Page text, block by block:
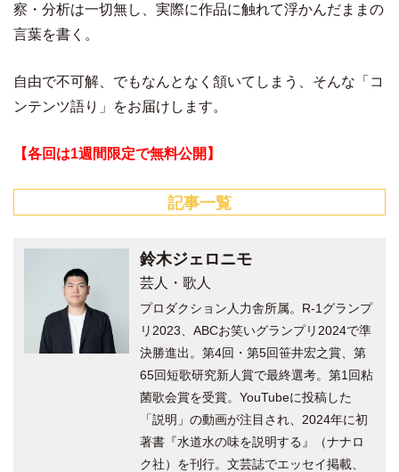
察・分析は一切無し、実際に作品に触れて浮かんだままの
言葉を書く。
自由で不可解、でもなんとなく頷いてしまう、そんな「コ
ンテンツ語り」をお届けします。
【各回は1週間限定で無料公開】
記事一覧
鈴木ジェロニモ
芸人・歌人
プロダクション人力舎所属。R-1グランプ
リ2023、ABCお笑いグランプリ2024で準
決勝進出。第4回・第5回笹井宏之賞、第
65回短歌研究新人賞で最終選考。第1回粘
菌歌会賞を受賞。YouTubeに投稿した
「説明」の動画が注目され、2024年に初
著書『水道水の味を説明する』（ナナロ
ク社）を刊行。文芸誌でエッセイ掲載、